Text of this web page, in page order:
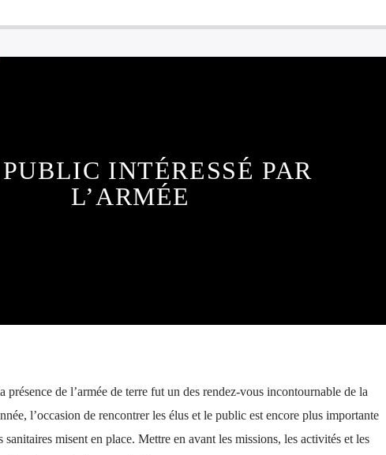
INTÉRESSÉ PAR
L’ARMÉE
présence de l’armée de terre fut un des rendez-vous incontournable de la
l’occasion de rencontrer les élus et le public est encore plus importante
sanitaires misent en place. Mettre en avant les missions, les activités et les